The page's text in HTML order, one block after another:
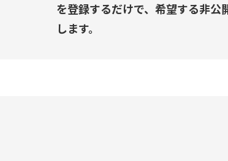
を登録するだけで、希望する非
します。